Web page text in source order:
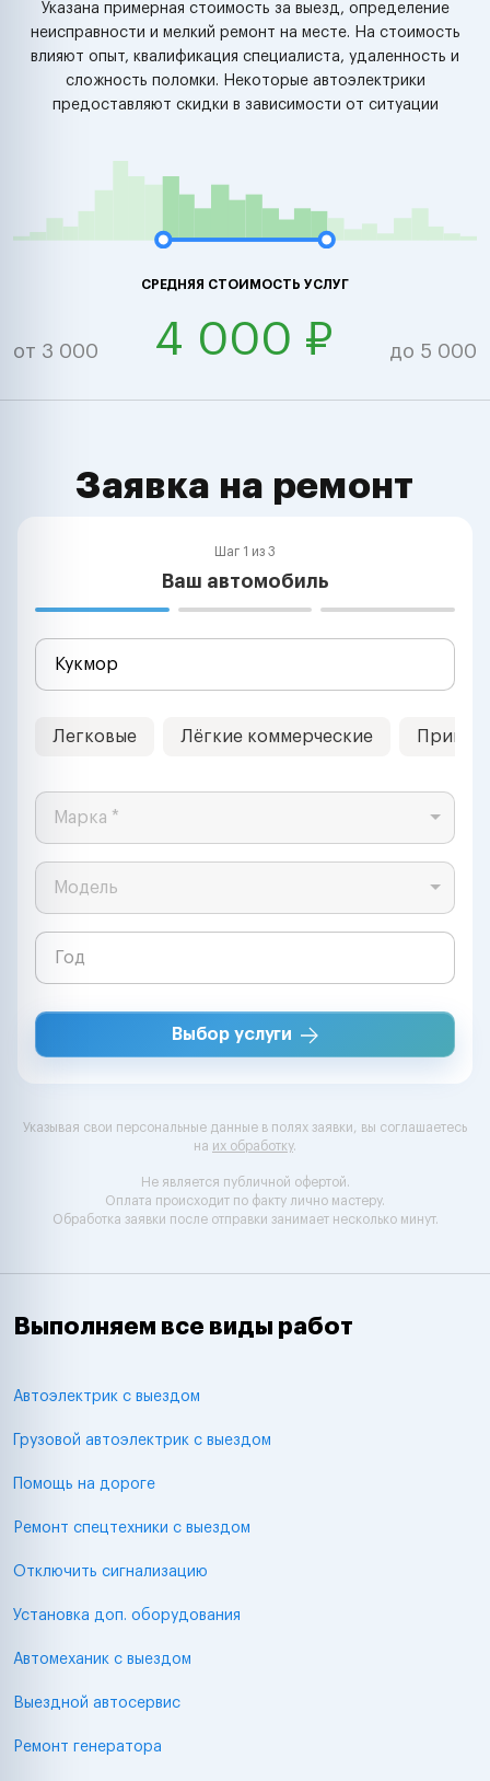
Указана примерная стоимость за выезд, определение
неисправности и мелкий ремонт на месте. На стоимость
влияют опыт, квалификация специалиста, удаленность и
сложность поломки. Некоторые автоэлектрики
предоставляют скидки в зависимости от ситуации
СРЕДНЯЯ СТОИМОСТЬ УСЛУГ
от 3 000 4 000 ₽ до 5 000
Заявка на ремонт
Шаг 1 из 3
Ваш автомобиль
Легковые Лёгкие коммерческие
Марка *
Модель
Выбор услуги
Указывая свои персональные данные в полях заявки, вы соглашаетесь
на их обработку.
Не является публичной офертой.
Оплата происходит по факту лично мастеру.
Обработка заявки после отправки занимает несколько минут.
Выполняем все виды работ
Автоэлектрик с выездом
Грузовой автоэлектрик с выездом
Помощь на дороге
Ремонт спецтехники с выездом
Отключить сигнализацию
Установка доп. оборудования
Автомеханик с выездом
Выездной автосервис
Ремонт генератора